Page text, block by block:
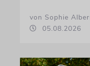
von Sophie
05.08.2026